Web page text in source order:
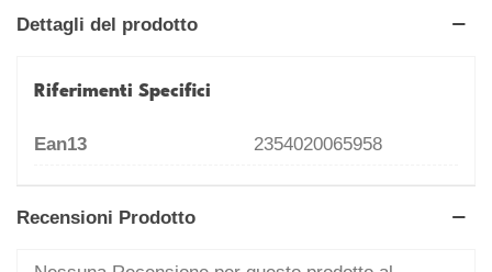
Dettagli del prodotto
Riferimenti Specifici
Ean13 2354020065958
Recensioni Prodotto